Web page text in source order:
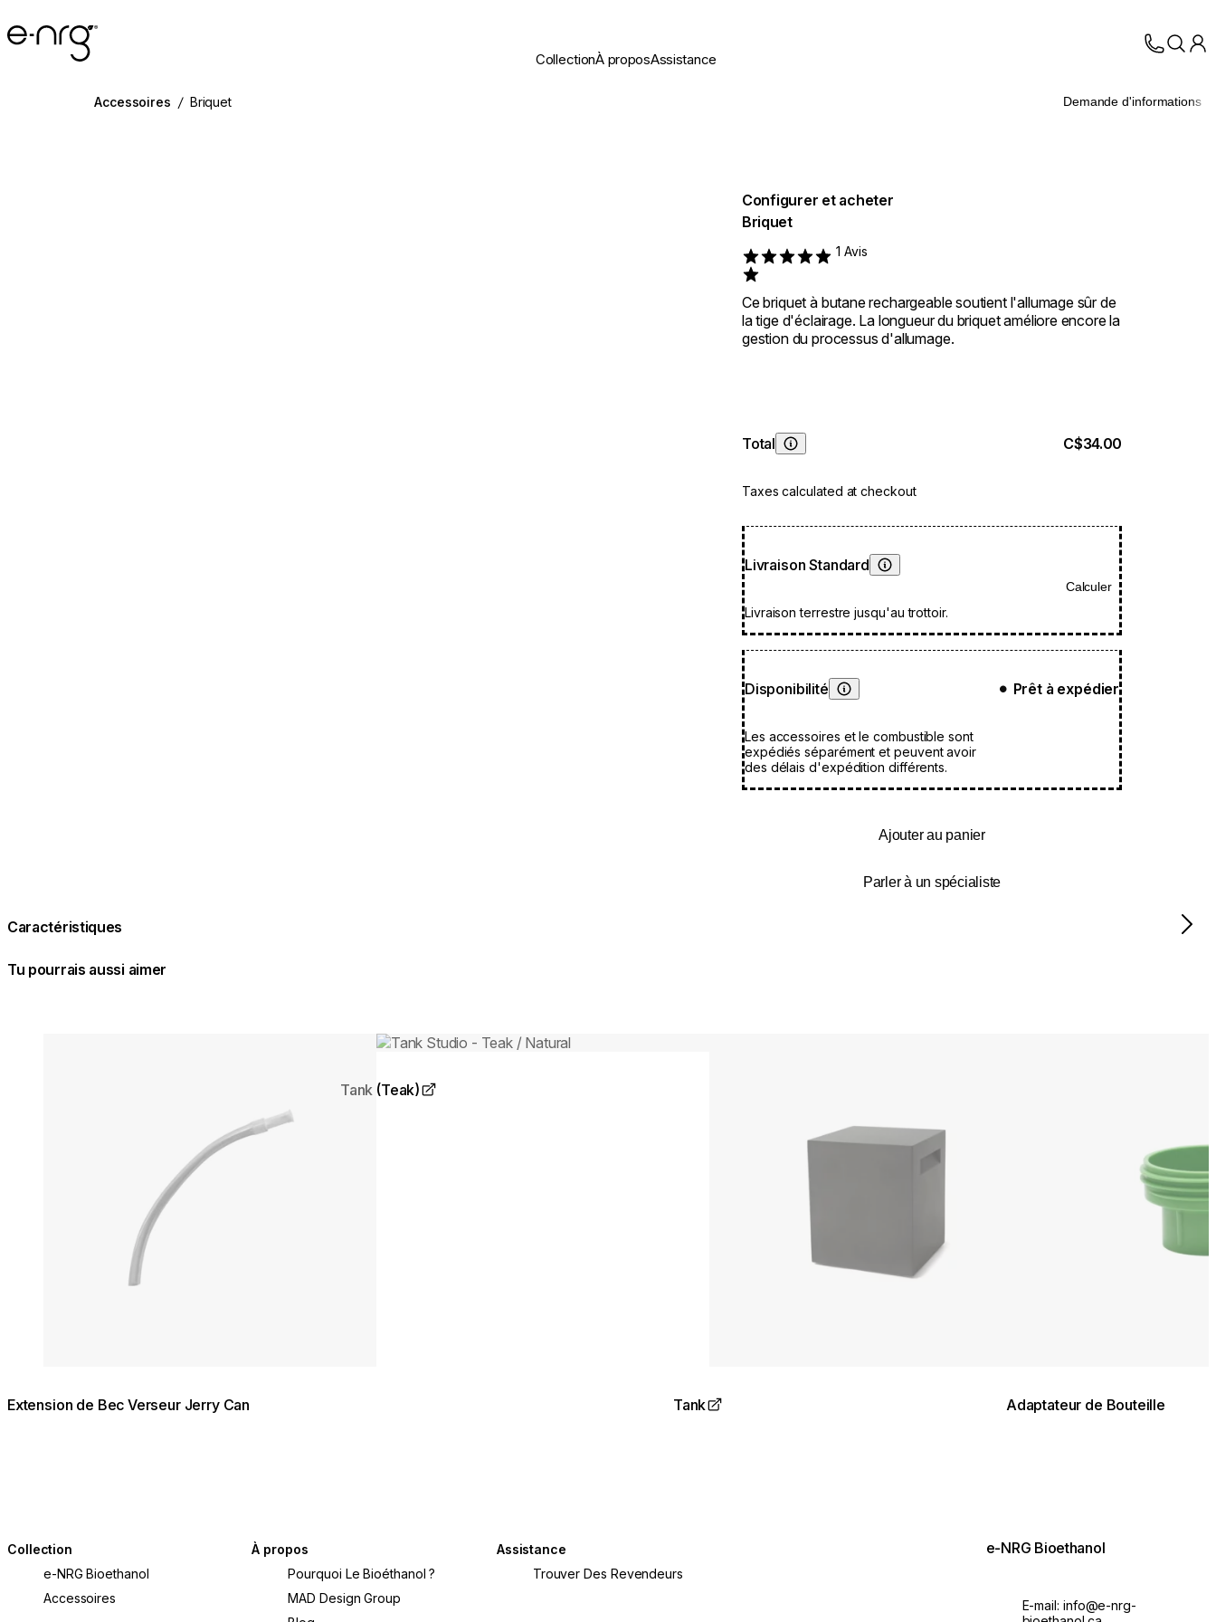
e-NRG Bioethanol
CollectionÀ proposAssistance
Accessoires / Briquet Demande d'informations
Configurer et acheter
Briquet
Rated 1 out of 5
1 Avis
Ce briquet à butane rechargeable soutient l'allumage sûr de
la tige d'éclairage. La longueur du briquet améliore encore la
gestion du processus d'allumage.
Total
Apprendre encore plus
Taxes calculated at checkout
C$34.00
Livraison Standard
Apprendre encore plus
Livraison terrestre jusqu'au trottoir.
Calculer
Disponibilité
Apprendre encore plus
Les accessoires et le combustible sont
expédiés séparément et peuvent avoir
des délais d'expédition différents.
● Prêt à expédier
Ajouter au panier
Parler à un spécialiste
Caractéristiques
Tu pourrais aussi aimer
Extension de Bec Verseur Jerry Can
Loading image...
Tank (Teak)
Tank Adaptateur de Bouteille
Collection
e-NRG Bioethanol
Accessoires
À propos
Pourquoi Le Bioéthanol ?
MAD Design Group
Assistance
Trouver Des Revendeurs
e-NRG Bioethanol
E-mail: info@e-nrg-